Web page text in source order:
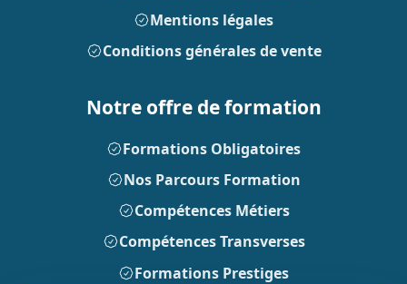
Mentions légales
Conditions générales de vente
Notre offre de formation
Formations Obligatoires
Nos Parcours Formation
Compétences Métiers
Compétences Transverses
Formations Prestiges